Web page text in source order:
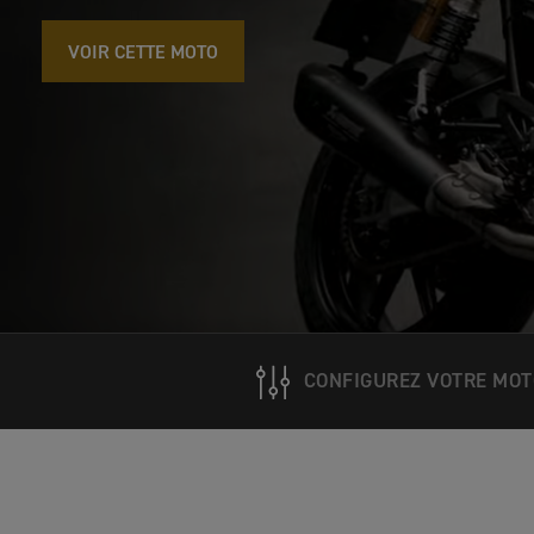
VOIR CETTE MOTO
CONFIGUREZ VOTRE